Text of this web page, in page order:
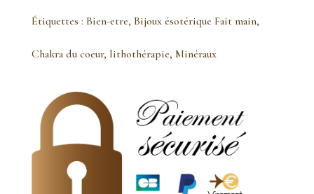
BO
quartz
et
fleur
Étiquettes : Bien-etre, Bijoux ésotérique Fait main,
Chakra du coeur, lithothérapie, Minéraux